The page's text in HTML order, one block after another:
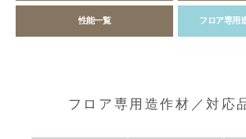
性能一覧 フロア専用
フロア専用造作材／対応